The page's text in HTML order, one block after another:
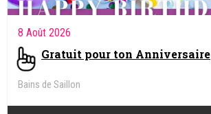
8 Août 2026
Gratuit pour ton Anniversaire
Bains de Saillon